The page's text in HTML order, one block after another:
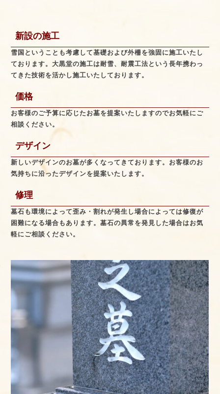
新設の施工
雪国ということも考慮して基礎および外柵を強固に施工いたし
ております。大黒堂の施工は耐雪、耐震工法という長年携わっ
てきた技術を活かし施工いたしております。
価格
お客様のご予算に応じたお墓を提案いたしますのでお気軽にご
相談ください。
デザイン
新しいデザインのお墓が多くなってきております。お客様のお
気持ちに沿ったデザインを提案いたします。
修理
墓石も環境によって歪み・割れが発生し場合によっては修復が
困難になる場合もあります。墓石の異常を発見した場合はお気
軽にご相談ください。